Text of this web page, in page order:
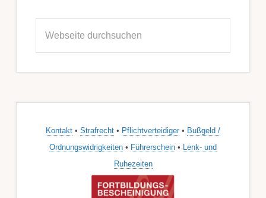
Kontakt • Strafrecht • Pflichtverteidiger • Bußgeld /
Ordnungswidrigkeiten • Führerschein • Lenk- und
Ruhezeiten